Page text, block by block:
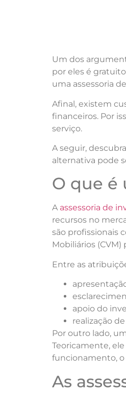
Um dos
por eles é
uma assessoria
Afinal, existem
financeiros. Por
serviço.
A seguir,
alternativa pode
O que é
A assessoria de
recursos no
são profissionais
Mobiliários (CVM)
Entre as
apoio do
realização
Por outro lado,
Teoricamente,
funcionamento, o
As